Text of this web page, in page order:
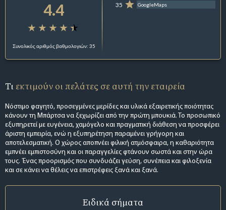
4.4
Συνολικός αριθμός βαθμολογιών: 35
35 GoogleMaps
Τι εκτιμούν οι πελάτες σε αυτή την εταιρεία
Νόστιμο φαγητό, προσεγμένες μερίδες και υλικά εξαιρετικής ποιότητας
κάνουν τη Μπάρτσα να ξεχωρίζει από την πρώτη μπουκιά. Το προσωπικό
εξυπηρετεί με ευγένεια, χαμόγελο και πραγματική διάθεση να προσφέρει
άριστη εμπειρία, ενώ η εξυπηρέτηση παραμένει γρήγορη και
αποτελεσματική. Ο χώρος αποπνέει φιλική ατμόσφαιρα, η καθαριότητα
εμπνέει εμπιστοσύνη και οι παραγγελίες φτάνουν σωστά και στην ώρα
τους. Ένας προορισμός που συνδυάζει γεύση, συνέπεια και φιλοξενία
και σε κάνει να θέλεις να επιστρέφεις ξανά και ξανά.
Ειδικά σήματα